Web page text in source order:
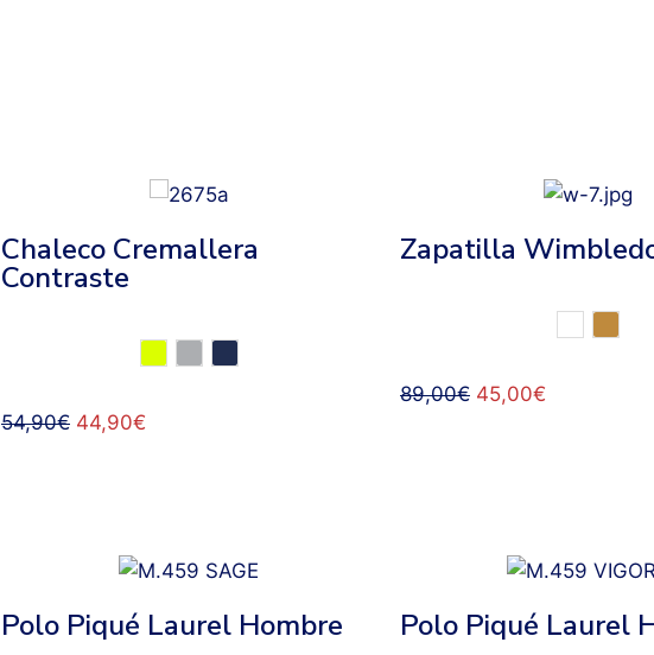
Chaleco Cremallera
Contraste
54,90€ 44,90€
Zapatilla
89,00€ 45,00€
Polo Piqué Laurel Hombre Polo Piqué Laurel